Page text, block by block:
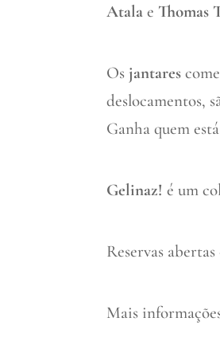
Atala e Thomas
Osjantares
deslocamentos,
Ganha quem
Gelinaz! é um
Reservas
Mais